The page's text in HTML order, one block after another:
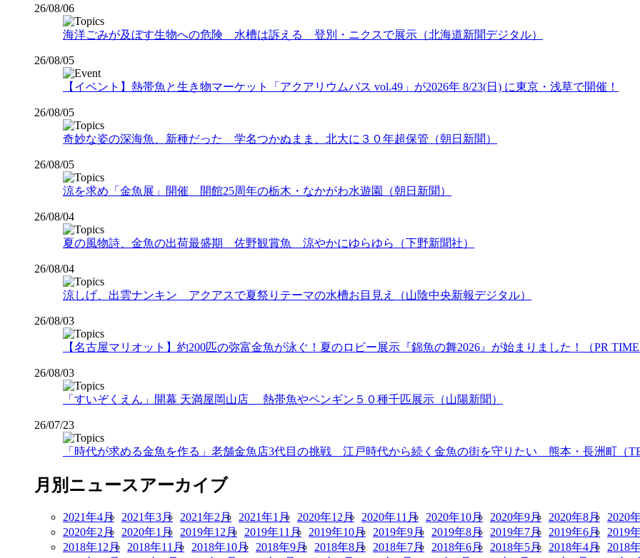
26/08/06
海洋ごみが及ぼす生物への危険 水槽は訴える 登別・ニクスで展示（北海道新聞デジタル）
26/08/05
【イベント】熱帯魚と生き物マーケット「アクアリウムバス vol.49」が2026年 8/23(日) に東京・浅草で開催！
26/08/05
奇妙な姿の深海魚、新種だった 学名つかぬまま、北大に３０年超保管（朝日新聞）
26/08/05
涼を求め「金魚展」開催 開館25周年の栃木・なかがわ水遊園（朝日新聞）
26/08/04
夏の風物詩、金魚の出荷最盛期 佐野観賞魚 涼やかにゆらゆら（下野新聞社）
26/08/04
涼しげ、出雲ナンキン アクアスで夏祭りテーマの水槽お目見え（山陰中央新報デジタル）
26/08/03
【名古屋マリオット】約200匹の弥富金魚が泳ぐ！夏のロビー展示『錦魚の舞2026』が始まりました！（PR
26/08/03
「すいぞくえん」開幕 天満屋岡山店 熱帯魚やペンギン５０種千匹展示（山陽新聞）
26/07/23
「時代が求める金魚を作る」老舗金魚店3代目の挑戦 江戸時代から続く金魚の街を守りたい 熊本・長洲町（
月別ニュースアーカイブ
2021年4月 2021年3月 2021年2月 2021年1月 2020年12月 2020年11月 2020年10月 2020年9月 2020年8月 2020
2020年2月 2020年1月 2019年12月 2019年11月 2019年10月 2019年9月 2019年8月 2019年7月 2019年6月 2019
2018年12月 2018年11月 2018年10月 2018年9月 2018年8月 2018年7月 2018年6月 2018年5月 2018年4月 2018